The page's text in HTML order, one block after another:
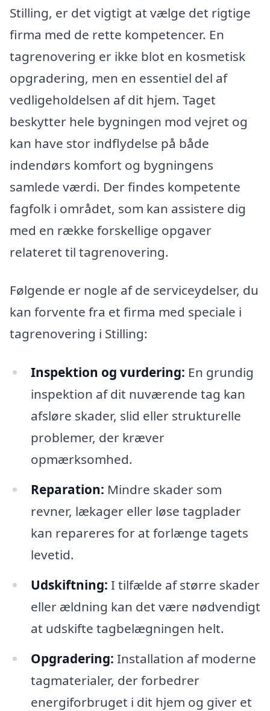
Stilling, er det vigtigt at vælge det rigtige
firma med de rette kompetencer. En
tagrenovering er ikke blot en kosmetisk
opgradering, men en essentiel del af
vedligeholdelsen af dit hjem. Taget
beskytter hele bygningen mod vejret og
kan have stor indflydelse på både
indendørs komfort og bygningens
samlede værdi. Der findes kompetente
fagfolk i området, som kan assistere dig
med en række forskellige opgaver
relateret til tagrenovering.
Følgende er nogle af de serviceydelser, du
kan forvente fra et firma med speciale i
tagrenovering i Stilling:
Inspektion og vurdering: En grundig
inspektion af dit nuværende tag kan
afsløre skader, slid eller strukturelle
problemer, der kræver
opmærksomhed.
Reparation: Mindre skader som
revner, lækager eller løse tagplader
kan repareres for at forlænge tagets
levetid.
Udskiftning: I tilfælde af større skader
eller ældning kan det være nødvendigt
at udskifte tagbelægningen helt.
Opgradering: Installation af moderne
tagmaterialer, der forbedrer
energiforbruget i dit hjem og giver et